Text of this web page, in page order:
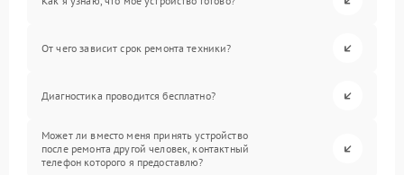
От чего зависит срок ремонта техники?
Диагностика проводится бесплатно?
Может ли вместо меня принять устройство
после ремонта другой человек, контактный
телефон которого я предоставлю?